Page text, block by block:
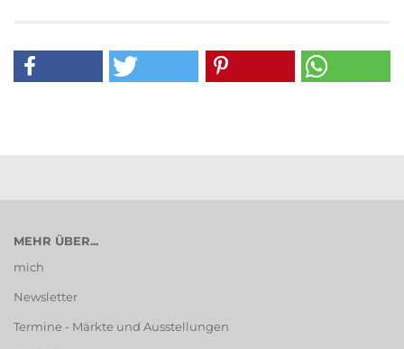
MEHR ÜBER...
mich
Newsletter
Termine - Märkte und Ausstellungen